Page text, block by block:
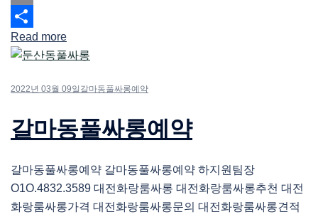
Email
Share
Read more
2022년 03월 09일 갈마동풀싸롱예약
갈마동풀싸롱예약
갈마동풀싸롱예약 갈마동풀싸롱예약 하지원팀장
O1O.4832.3589 대전화랑룸싸롱 대전화랑룸싸롱추천 대전
화랑룸싸롱가격 대전화랑룸싸롱문의 대전화랑룸싸롱견적